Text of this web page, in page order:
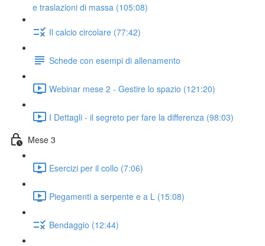
e traslazioni di massa (105:08)
Il calcio circolare (77:42)
Schede con esempi di allenamento
Webinar mese 2 - Gestire lo spazio (121:20)
I Dettagli - il segreto per fare la differenza (98:03)
Mese 3
Esercizi per il collo (7:06)
Piegamenti a serpente e a L (15:08)
Bendaggio (12:44)